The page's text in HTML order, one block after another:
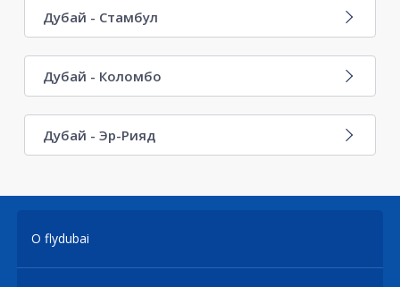
Дубай - Стамбул
Дубай - Коломбо
Дубай - Эр-Рияд
О flydubai